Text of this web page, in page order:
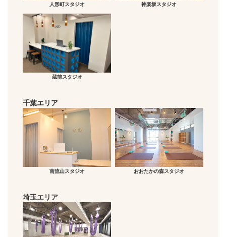
人形町スタジオ 神楽坂スタジオ
蔵前スタジオ
千葉エリア
南流山スタジオ おおたかの森スタジオ
埼玉エリア